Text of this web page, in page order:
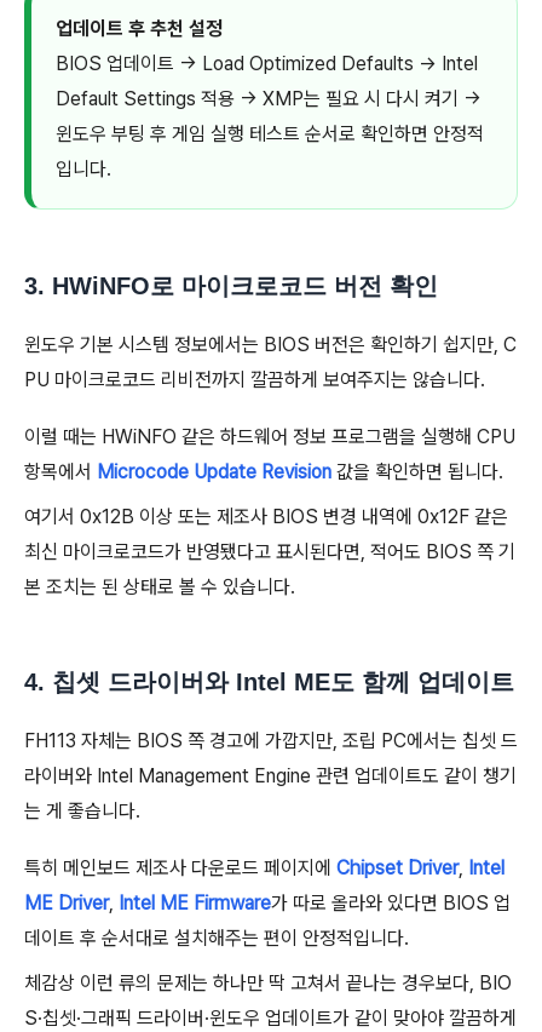
업데이트 후 추천 설정
BIOS 업데이트 → Load Optimized Defaults → Intel
Default Settings 적용 → XMP는 필요 시 다시 켜기 →
윈도우 부팅 후 게임 실행 테스트 순서로 확인하면 안정적
입니다.
3. HWiNFO로 마이크로코드 버전 확인
윈도우 기본 시스템 정보에서는 BIOS 버전은 확인하기 쉽지만, C
PU 마이크로코드 리비전까지 깔끔하게 보여주지는 않습니다.
이럴 때는 HWiNFO 같은 하드웨어 정보 프로그램을 실행해 CPU
항목에서 Microcode Update Revision 값을 확인하면 됩니다.
여기서 0x12B 이상 또는 제조사 BIOS 변경 내역에 0x12F 같은
최신 마이크로코드가 반영됐다고 표시된다면, 적어도 BIOS 쪽 기
본 조치는 된 상태로 볼 수 있습니다.
4. 칩셋 드라이버와 Intel ME도 함께 업데이트
FH113 자체는 BIOS 쪽 경고에 가깝지만, 조립 PC에서는 칩셋 드
라이버와 Intel Management Engine 관련 업데이트도 같이 챙기
는 게 좋습니다.
특히 메인보드 제조사 다운로드 페이지에 Chipset Driver, Intel
ME Driver, Intel ME Firmware가 따로 올라와 있다면 BIOS 업
데이트 후 순서대로 설치해주는 편이 안정적입니다.
체감상 이런 류의 문제는 하나만 딱 고쳐서 끝나는 경우보다, BIO
S·칩셋·그래픽 드라이버·윈도우 업데이트가 같이 맞아야 깔끔하게